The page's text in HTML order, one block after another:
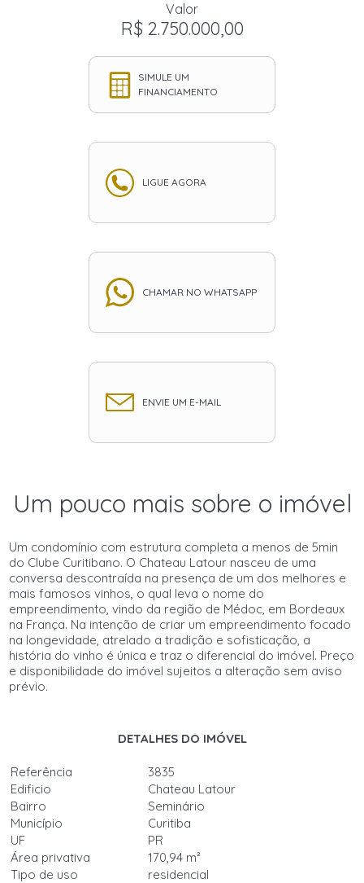
Valor
R$ 2.750.000,00
SIMULE UM
FINANCIAMENTO
LIGUE AGORA
CHAMAR NO WHATSAPP
ENVIE UM E-MAIL
Um pouco mais sobre o imóvel
Um condomínio com estrutura completa a menos de 5min
do Clube Curitibano. O Chateau Latour nasceu de uma
conversa descontraída na presença de um dos melhores e
mais famosos vinhos, o qual leva o nome do
empreendimento, vindo da região de Médoc, em Bordeaux
na França. Na intenção de criar um empreendimento focado
na longevidade, atrelado a tradição e sofisticação, a
história do vinho é única e traz o diferencial do imóvel. Preço
e disponibilidade do imóvel sujeitos a alteração sem aviso
prévio.
DETALHES DO IMÓVEL
Referência
3835
Edificio
Chateau Latour
Bairro
Seminário
Município
Curitiba
UF
PR
Área privativa
170,94 m²
Tipo de uso
residencial